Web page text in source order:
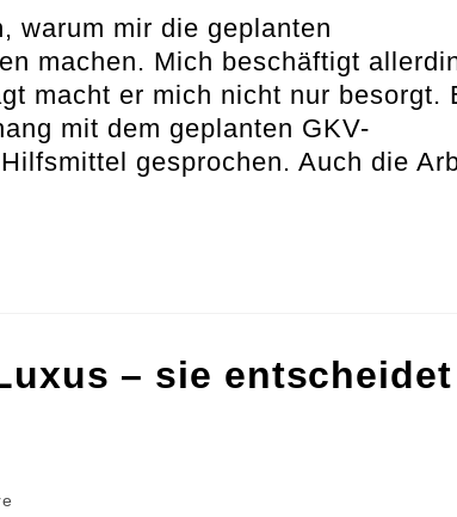
warum mir die geplanten
machen. Mich beschäftigt
macht er mich nicht nur besorgt.
mit dem geplanten GKV-
gesprochen. Auch die
– sie entscheidet